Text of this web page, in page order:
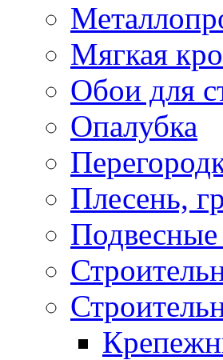
Мягкая
Обои для
Опалубка
Плесень,
Подвесные